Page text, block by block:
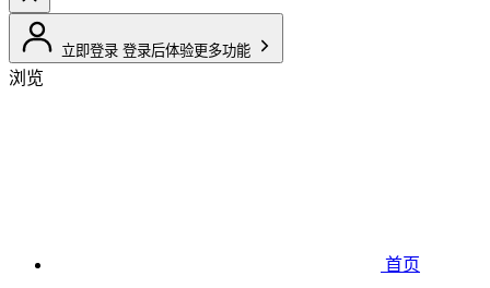
立即登录 登录后体验更多功能
浏览
首页